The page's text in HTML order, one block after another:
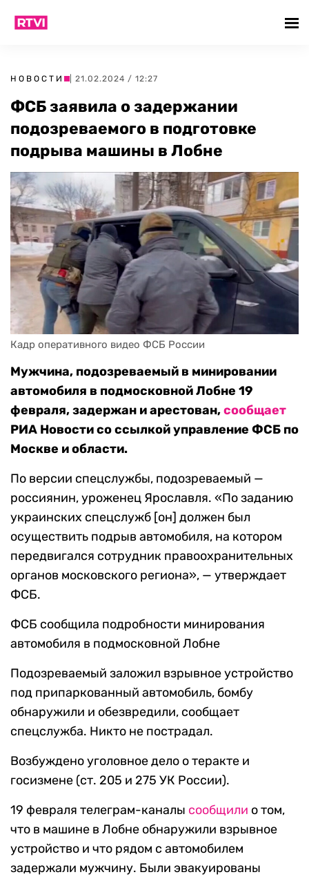
НОВОСТИ | 21.02.2024 / 12:27
ФСБ заявила о задержании
подозреваемого в подготовке
подрыва машины в Лобне
Кадр оперативного видео ФСБ России
Мужчина, подозреваемый в минировании
автомобиля в подмосковной Лобне 19
февраля, задержан и арестован,сообщает
РИА Новости со ссылкой управление ФСБ по
Москве и области.
По версии спецслужбы, подозреваемый —
россиянин, уроженец Ярославля. «По заданию
украинских спецслужб [он] должен был
осуществить подрыв автомобиля, на котором
передвигался сотрудник правоохранительных
органов московского региона», — утверждает
ФСБ.
ФСБ сообщила подробности минирования
автомобиля в подмосковной Лобне
Подозреваемый заложил взрывное устройство
под припаркованный автомобиль, бомбу
обнаружили и обезвредили, сообщает
спецслужба. Никто не пострадал.
Возбуждено уголовное дело о теракте и
госизмене (ст. 205 и 275 УК России).
19 февраля телеграм-каналы сообщили о том,
что в машине в Лобне обнаружили взрывное
устройство и что рядом с автомобилем
задержали мужчину. Были эвакуированы